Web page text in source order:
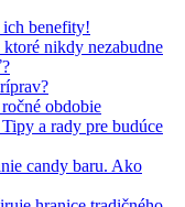
ich benefity!
ktoré nikdy nezabudne
obdobie
a rady pre budúce
candy baru. Ako